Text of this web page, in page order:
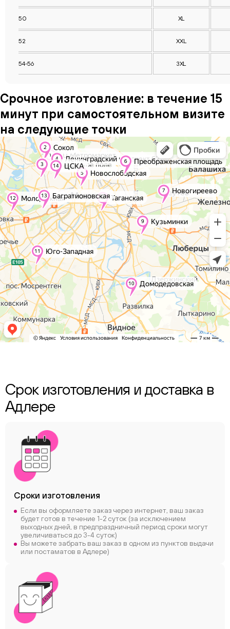
50 XL
52 XXL
54-56 3XL
Срочное изготовление: в течение 15
минут при самостоятельном визите
на следующие точки
Срок изготовления и доставка в
Адлере
Сроки изготовления
Если вы оформляете заказ через интернет, ваш заказ
будет готов в течение 1-2 суток (за исключением
выходных дней, в предпраздничный период сроки могут
увеличиваться до 3-4 суток)
Вы можете забрать ваш заказ в одном из пунктов выдачи
или постаматов в Адлере)